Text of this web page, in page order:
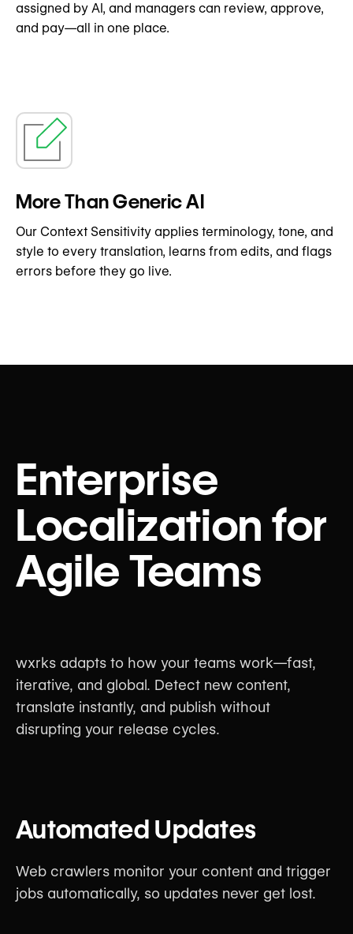
assigned by AI, and managers can review, approve,
and pay—all in one place.
More Than Generic AI
Our Context Sensitivity applies terminology, tone, and
style to every translation, learns from edits, and flags
errors before they go live.
Enterprise
Localization for
Agile Teams
wxrks adapts to how your teams work—fast,
iterative, and global. Detect new content,
translate instantly, and publish without
disrupting your release cycles.
Automated Updates
Web crawlers monitor your content and trigger
jobs automatically, so updates never get lost.